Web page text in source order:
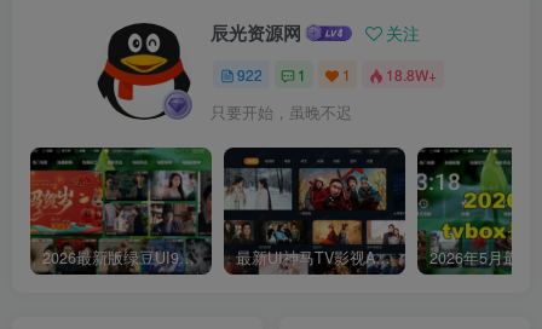
辰光资源网 关注
922 1 1 18.8W+
只要开始，虽晚不迟
2026最新版绿豆UI9双端影视APP源码 最新UI神马TV影视APP源码 乐檬影视苹果CMS后台 包含前后端源码